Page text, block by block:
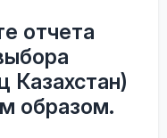
отчета
Казахстан)
образом.